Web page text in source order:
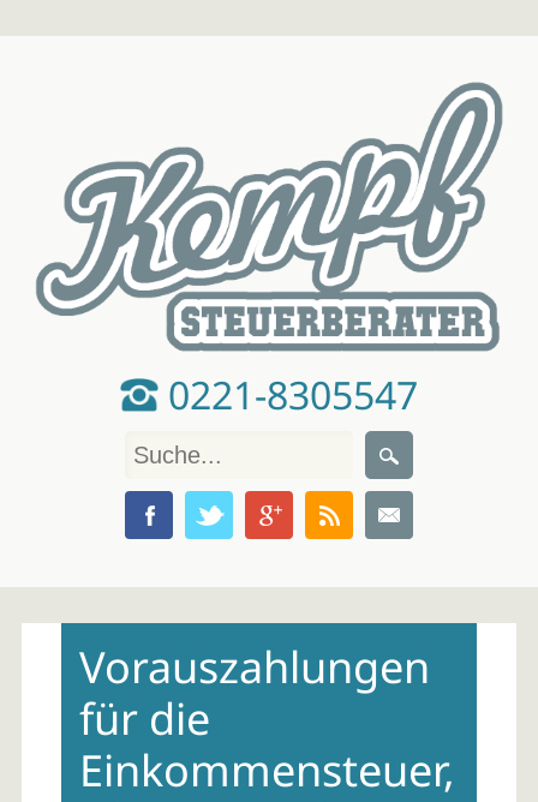
0221-8305547
contentVorauszahlungen
für die
Einkommensteuer,